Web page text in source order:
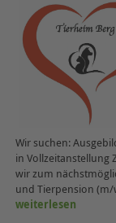
Wir suchen:
in Vollzeitanstellung
wir zum
und Tierpension (m/
weiterlesen